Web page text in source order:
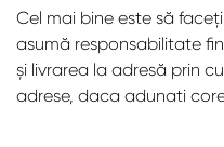
Cel mai bine este să
asumă responsabilitate
și livrarea la adresă prin
adrese, daca adunati